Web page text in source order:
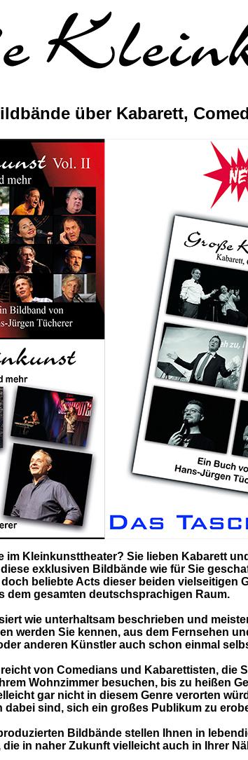
über Kabarett,
im Kleinkunsttheater? Sie lieben Kabarett
exklusiven Bildbände wie für Sie
beliebte Acts dieser beiden vielseitigen
dem gesamten deutschsprachigen Raum.
wie unterhaltsam beschrieben und
werden Sie kennen, aus dem Fernsehen
anderen Künstler auch schon einmal
von Comedians und Kabarettisten, die
Wohnzimmer besuchen, bis zu heißen
gar nicht in diesem Genre verorten
dabei sind, sich ein großes Publikum zu
Bildbände stellen Ihnen in
in naher Zukunft vielleicht auch in Ihrer